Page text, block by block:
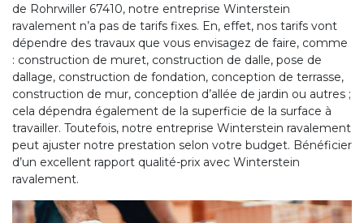
de Rohrwiller 67410, notre entreprise Winterstein
ravalement n’a pas de tarifs fixes. En, effet, nos tarifs vont
dépendre des travaux que vous envisagez de faire, comme
: construction de muret, construction de dalle, pose de
dallage, construction de fondation, conception de terrasse,
construction de mur, conception d’allée de jardin ou autres ;
cela dépendra également de la superficie de la surface à
travailler. Toutefois, notre entreprise Winterstein ravalement
peut ajuster notre prestation selon votre budget. Bénéficier
d’un excellent rapport qualité-prix avec Winterstein
ravalement.